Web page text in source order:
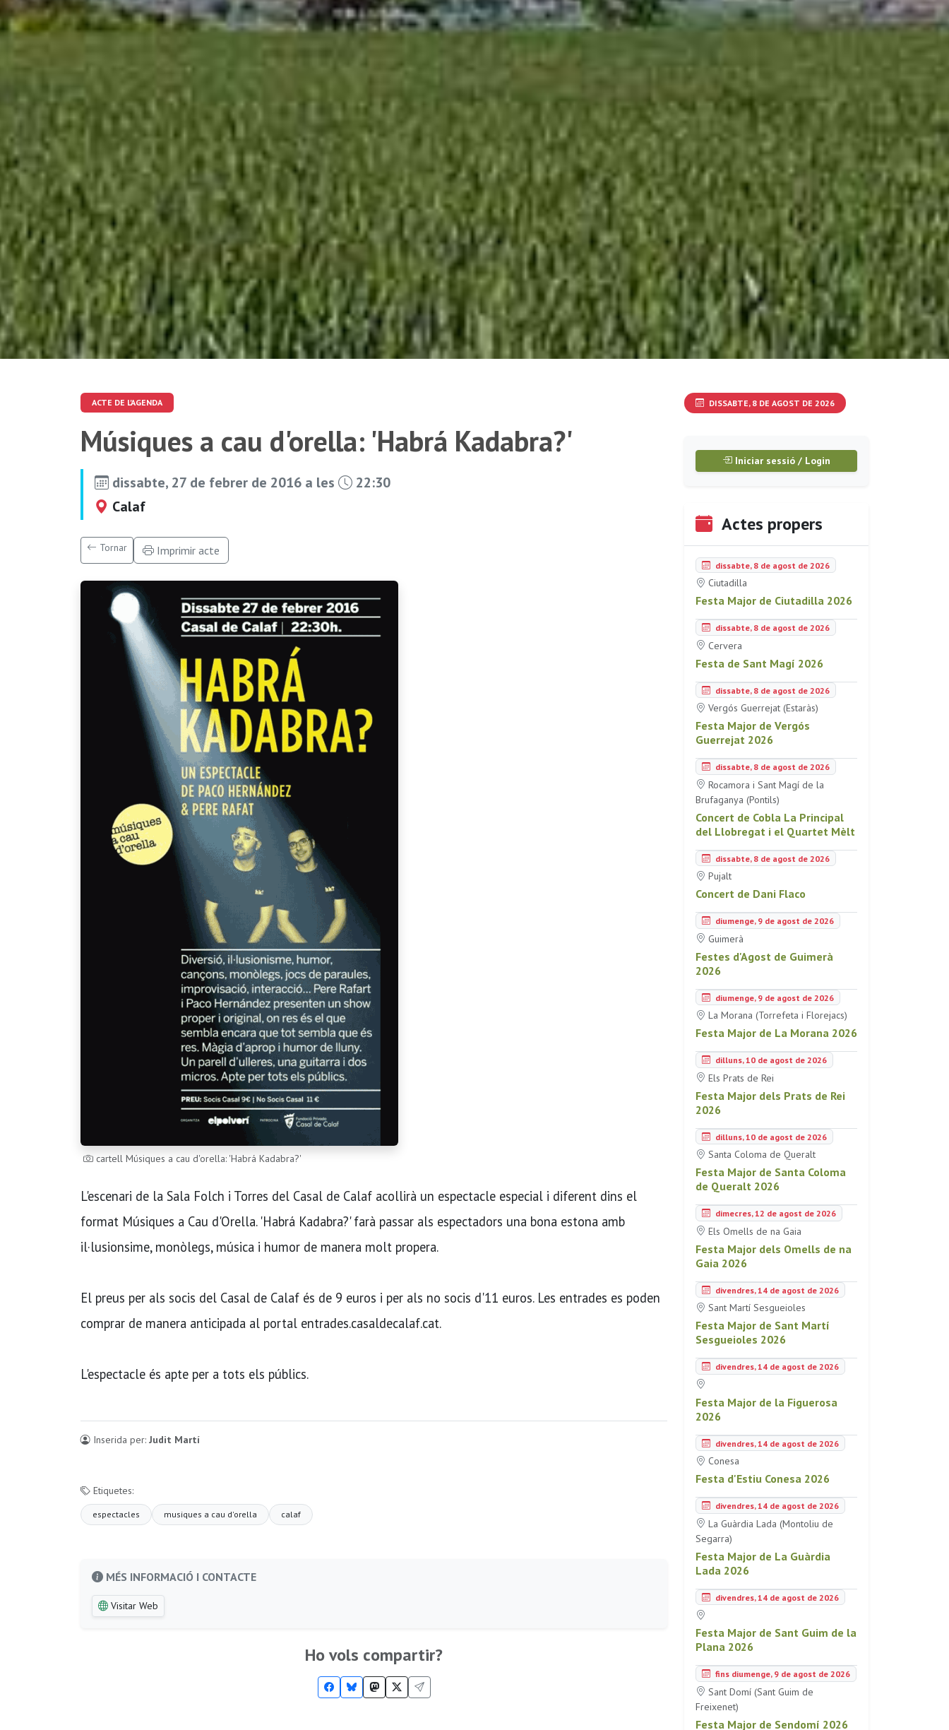
ACTE DE L'AGENDA
Músiques a cau d'orella: 'Habrá Kadabra?'
dissabte, 27 de febrer de 2016 a les
22:30
Calaf
Tornar Imprimir acte
cartell Músiques a cau d'orella: 'Habrá Kadabra?'
L'escenari de la Sala Folch i Torres del Casal de Calaf acollirà un espectacle especial i diferent dins el
format Músiques a Cau d'Orella. 'Habrá Kadabra?' farà passar als espectadors una bona estona amb
il·lusionsime, monòlegs, música i humor de manera molt propera.
El preus per als socis del Casal de Calaf és de 9 euros i per als no socis d'11 euros. Les entrades es poden
comprar de manera anticipada al portal entrades.casaldecalaf.cat.
L'espectacle és apte per a tots els públics.
Inserida per: Judit Martí
Etiquetes:
espectacles musiques a cau d'orella calaf
MÉS INFORMACIÓ I CONTACTE
Visitar Web
Ho vols compartir?
DISSABTE, 8 DE AGOST DE 2026
Iniciar sessió / Login
Actes propers
dissabte, 8 de agost de 2026
Ciutadilla
Festa Major de Ciutadilla 2026
dissabte, 8 de agost de 2026
Cervera
Festa de Sant Magí 2026
dissabte, 8 de agost de 2026
Vergós Guerrejat (Estaràs)
Festa Major de Vergós
Guerrejat 2026
dissabte, 8 de agost de 2026
Rocamora i Sant Magí de la
Brufaganya (Pontils)
Concert de Cobla La Principal
del Llobregat i el Quartet Mèlt
dissabte, 8 de agost de 2026
Pujalt
Concert de Dani Flaco
diumenge, 9 de agost de 2026
Guimerà
Festes d'Agost de Guimerà
2026
diumenge, 9 de agost de 2026
La Morana (Torrefeta i Florejacs)
Festa Major de La Morana 2026
dilluns, 10 de agost de 2026
Els Prats de Rei
Festa Major dels Prats de Rei
2026
dilluns, 10 de agost de 2026
Santa Coloma de Queralt
Festa Major de Santa Coloma
de Queralt 2026
dimecres, 12 de agost de 2026
Els Omells de na Gaia
Festa Major dels Omells de na
Gaia 2026
divendres, 14 de agost de 2026
Sant Martí Sesgueioles
Festa Major de Sant Martí
Sesgueioles 2026
divendres, 14 de agost de 2026
Festa Major de la Figuerosa
2026
divendres, 14 de agost de 2026
Conesa
Festa d'Estiu Conesa 2026
divendres, 14 de agost de 2026
La Guàrdia Lada (Montoliu de
Segarra)
Festa Major de La Guàrdia
Lada 2026
divendres, 14 de agost de 2026
Festa Major de Sant Guim de la
Plana 2026
fins diumenge, 9 de agost de 2026
Sant Domí (Sant Guim de
Freixenet)
Festa Major de Sendomí 2026